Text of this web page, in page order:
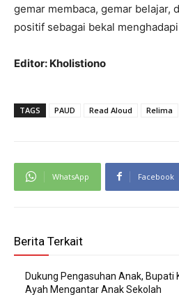
gemar membaca, gemar belajar,
positif sebagai bekal
Editor: Kholistiono
TAGS PAUD Read Aloud Relima
WhatsApp Facebook
Berita Terkait
Dukung Pengasuhan Anak, Bupati
Ayah Mengantar Anak Sekolah